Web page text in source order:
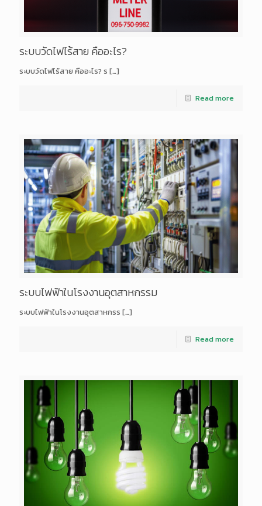
ระบบวัดไฟไร้สาย คืออะไร?
ระบบวัดไฟไร้สาย คืออะไร? ร […]
Read more
ระบบไฟฟ้าในโรงงานอุตสาหกรรม
ระบบไฟฟ้าในโรงงานอุตสาหกรร […]
Read more